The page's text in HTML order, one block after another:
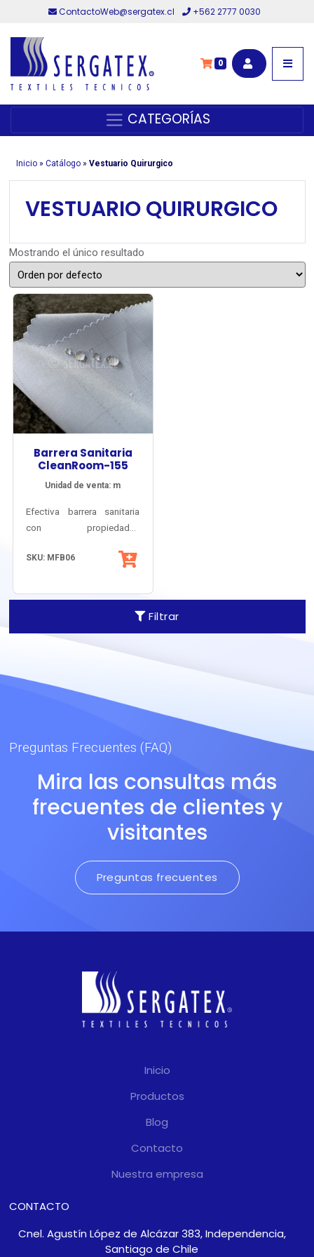
ContactoWeb@sergatex.cl +562 2777 0030
0
CATEGORÍAS
Inicio» Catálogo» Vestuario Quirurgico
Filtrar
VESTUARIO QUIRURGICO
Mostrando el único resultado
Barrera Sanitaria
CleanRoom-155
Unidad de venta: m
Efectiva barrera sanitaria
con propiedades
Antibacteria AEGIS®
tacto cálido y suave, para
laboratorios, industrias
SKU: MFB06
Preguntas Frecuentes (FAQ)
Mira las consultas más
frecuentes de clientes y
visitantes
Preguntas frecuentes
Inicio
Productos
Blog
Contacto
Nuestra empresa
CONTACTO
Cnel. Agustín López de Alcázar 383, Independencia,
Santiago de Chile